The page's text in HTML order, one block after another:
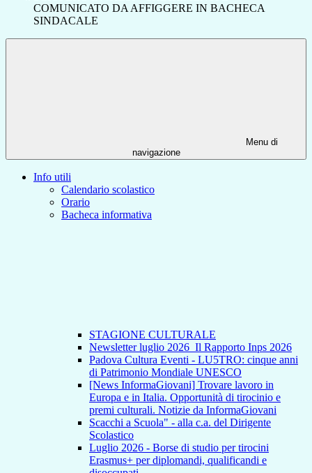
COMUNICATO DA AFFIGGERE IN BACHECA
SINDACALE
Menu di
navigazione
Info utili
Calendario scolastico
Orario
Bacheca informativa
STAGIONE CULTURALE
Newsletter luglio 2026_Il Rapporto Inps 2026
Padova Cultura Eventi - LU5TRO: cinque anni
di Patrimonio Mondiale UNESCO
[News InformaGiovani] Trovare lavoro in
Europa e in Italia. Opportunità di tirocinio e
premi culturali. Notizie da InformaGiovani
Scacchi a Scuola" - alla c.a. del Dirigente
Scolastico
Luglio 2026 - Borse di studio per tirocini
Erasmus+ per diplomandi, qualificandi e